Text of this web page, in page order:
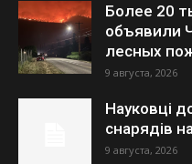
Более 20
объявили
лесных
9 августа, 2026
Науковці
снарядів
9 августа, 2026